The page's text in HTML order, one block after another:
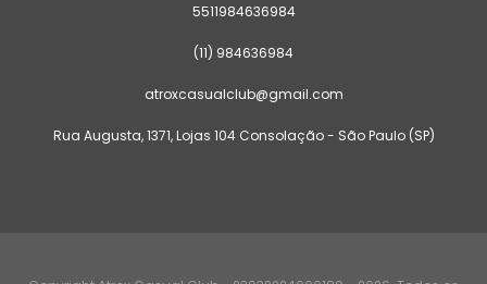
5511984636984
(11) 984636984
atroxcasualclub@gmail.com
Rua Augusta, 1371, Lojas 104 Consolação - São Paulo (SP)